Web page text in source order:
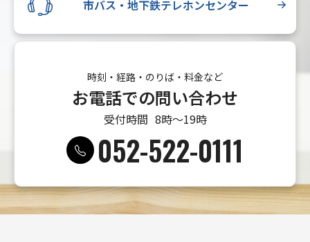
市バス・地下鉄テレホンセンター
時刻・経路・のりば・料金など
お電話での問い合わせ
受付時間 8時〜19時
052-522-0111